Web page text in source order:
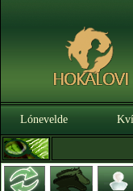
Lónevelde